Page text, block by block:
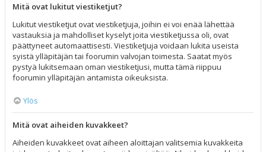
Mitä ovat lukitut viestiketjut?
Lukitut viestiketjut ovat viestiketjuja, joihin ei voi enää lähettää
vastauksia ja mahdolliset kyselyt joita viestiketjussa oli, ovat
päättyneet automaattisesti. Viestiketjuja voidaan lukita useista
syistä ylläpitäjän tai foorumin valvojan toimesta. Saatat myös
pystyä lukitsemaan oman viestiketjusi, mutta tämä riippuu
foorumin ylläpitäjän antamista oikeuksista.
Ylös
Mitä ovat aiheiden kuvakkeet?
Aiheiden kuvakkeet ovat aiheen aloittajan valitsemia kuvakkeita